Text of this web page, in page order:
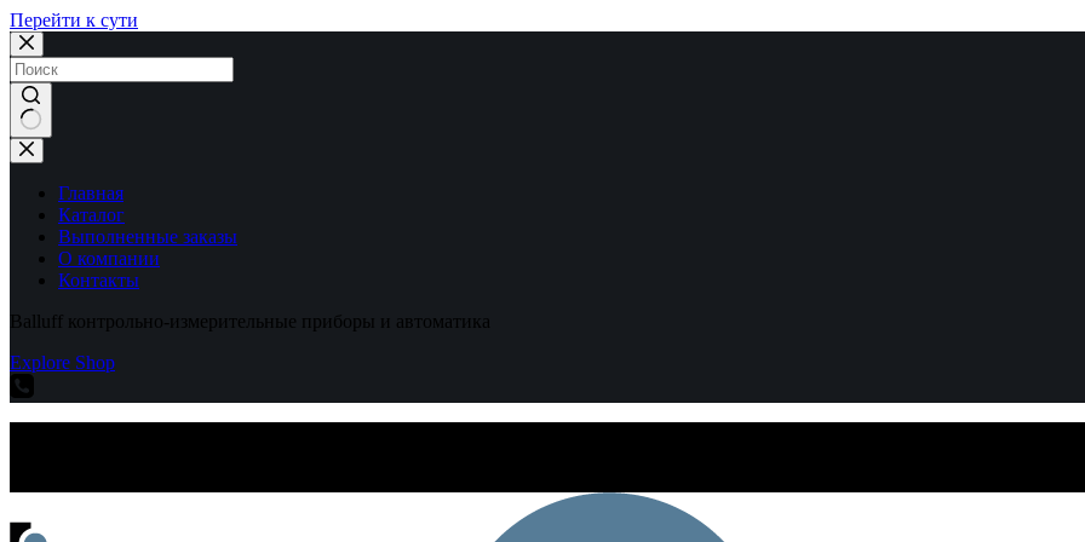
Перейти к сути
Ничего
не
найденоГлавная
Каталог
Выполненные заказы
О компании
Контакты
Balluff контрольно-измерительные приборы и автоматика
Explore Shop